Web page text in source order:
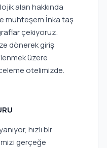
alan hakkında
muhteşem İnka taş
çekiyoruz.
dönerek giriş
üzere
otelimizde.
hızlı bir
gerçeğe